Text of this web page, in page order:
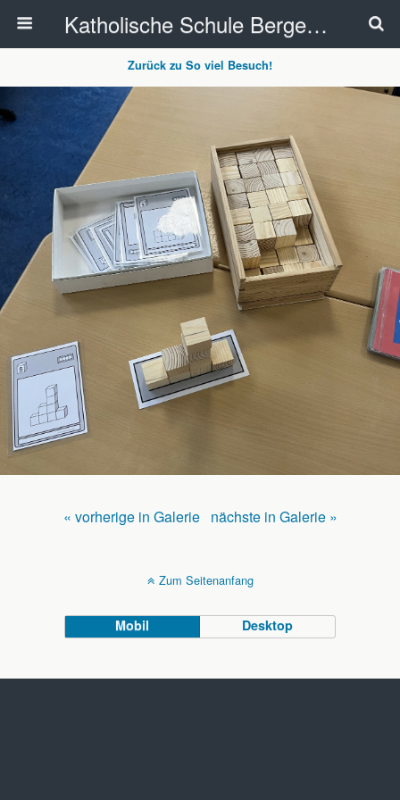
Katholische Schule Bergedorf
Zurück zu So viel Besuch!
« vorherige in Galerie nächste in Galerie »
Zum Seitenanfang
Mobil Desktop